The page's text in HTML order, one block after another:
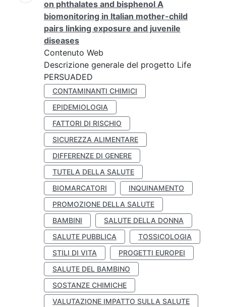
on phthalates and bisphenol A
biomonitoring in Italian mother-child
pairs linking exposure and juvenile
diseases
Contenuto Web
Descrizione generale del progetto Life
PERSUADED
CONTAMINANTI CHIMICI
EPIDEMIOLOGIA
FATTORI DI RISCHIO
SICUREZZA ALIMENTARE
DIFFERENZE DI GENERE
TUTELA DELLA SALUTE
BIOMARCATORI
INQUINAMENTO
PROMOZIONE DELLA SALUTE
BAMBINI
SALUTE DELLA DONNA
SALUTE PUBBLICA
TOSSICOLOGIA
STILI DI VITA
PROGETTI EUROPEI
SALUTE DEL BAMBINO
SOSTANZE CHIMICHE
VALUTAZIONE IMPATTO SULLA SALUTE